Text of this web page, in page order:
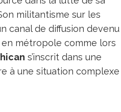
militantisme sur les
canal de diffusion devenu
en métropole comme lors
s’inscrit dans une
à une situation complexe